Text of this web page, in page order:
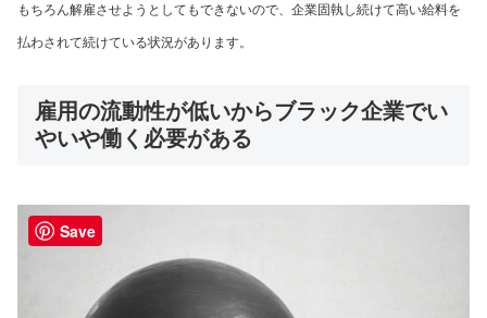
もちろん解雇させようとしてもできないので、企業固執し続けて高い給料を
払わされて続けている状況があります。
雇用の流動性が低いからブラック企業でい
やいや働く必要がある
Save